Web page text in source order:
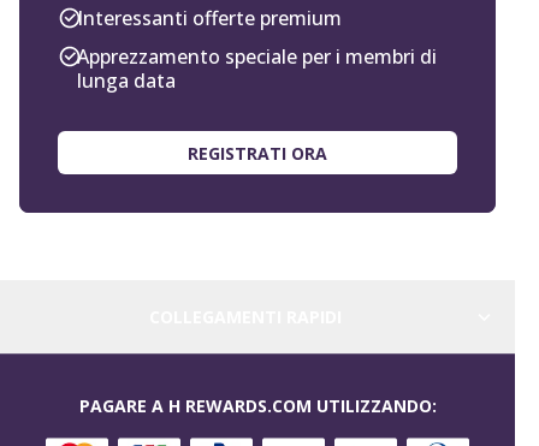
Interessanti offerte premium
Apprezzamento speciale per i membri di
lunga data
REGISTRATI ORA
PAGARE A H REWARDS.COM UTILIZZANDO: